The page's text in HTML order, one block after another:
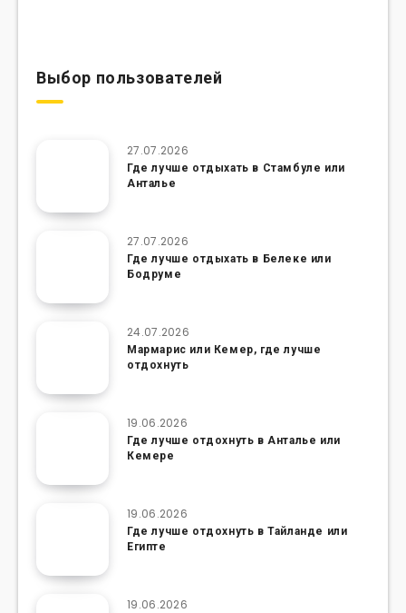
Выбор пользователей
27.07.2026
Где лучше отдыхать в Стамбуле или
Анталье
27.07.2026
Где лучше отдыхать в Белеке или
Бодруме
24.07.2026
Мармарис или Кемер, где лучше
отдохнуть
19.06.2026
Где лучше отдохнуть в Анталье или
Кемере
19.06.2026
Где лучше отдохнуть в Тайланде или
Египте
19.06.2026